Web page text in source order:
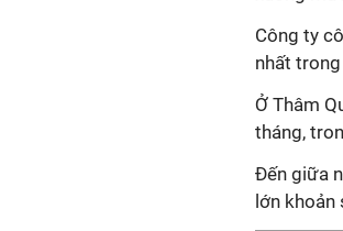
Công ty
nhất
Ở Thâm
tháng,
Đến giữa
lớn